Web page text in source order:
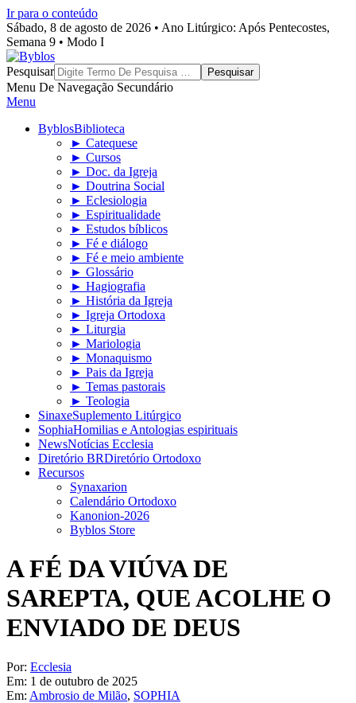
Ir para o conteúdo
Sábado, 8 de agosto de 2026 • Ano Litúrgico: Após Pentecostes,
Semana 9 • Modo I
Byblos
Pesquisar
Menu De Navegação Secundário
Menu
ByblosBiblioteca
► Catequese
► Cursos
► Doc. da Igreja
► Doutrina Social
► Eclesiologia
► Espiritualidade
► Estudos bíblicos
► Fé e diálogo
► Fé e meio ambiente
► Glossário
► Hagiografia
► História da Igreja
► Igreja Ortodoxa
► Liturgia
► Mariologia
► Monaquismo
► Pais da Igreja
► Temas pastorais
► Teologia
SinaxeSuplemento Litúrgico
SophiaHomilias e Antologias espirituais
NewsNotícias Ecclesia
Diretório BRDiretório Ortodoxo
Recursos
Synaxarion
Calendário Ortodoxo
Kanonion-2026
Byblos Store
A FÉ DA VIÚVA DE
SAREPTA, QUE ACOLHE O
ENVIADO DE DEUS
Por: Ecclesia
Em: 1 de outubro de 2025
Em: Ambrosio de Milão, SOPHIA